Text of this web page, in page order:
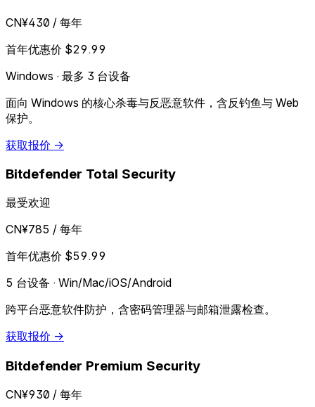
CN¥430 / 每年
首年优惠价 $29.99
Windows · 最多 3 台设备
面向 Windows 的核心杀毒与反恶意软件，含反钓鱼与 Web
保护。
获取报价 →
Bitdefender Total Security
最受欢迎
CN¥785 / 每年
首年优惠价 $59.99
5 台设备 · Win/Mac/iOS/Android
跨平台恶意软件防护，含密码管理器与邮箱泄露检查。
获取报价 →
Bitdefender Premium Security
CN¥930 / 每年